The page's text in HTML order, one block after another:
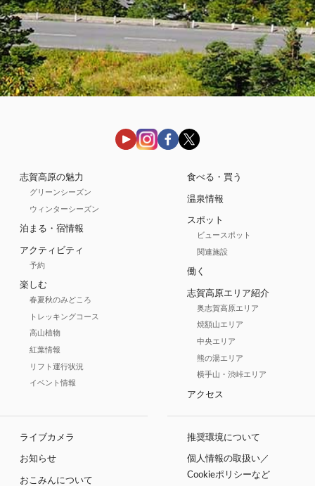
志賀高原の魅力
グリーンシーズン
ウィンターシーズン
泊まる・宿情報
アクティビティ
予約
楽しむ
春夏秋のみどころ
トレッキングコース
高山植物
紅葉情報
リフト運行状況
イベント情報
食べる・買う
温泉情報
スポット
ビュースポット
関連施設
働く
志賀高原エリア紹介
奥志賀高原エリア
焼額山エリア
中央エリア
熊の湯エリア
横手山・渋峠エリア
アクセス
ライブカメラ
お知らせ
おこみんについて
推奨環境について
個人情報の取扱い／
Cookieポリシーなど